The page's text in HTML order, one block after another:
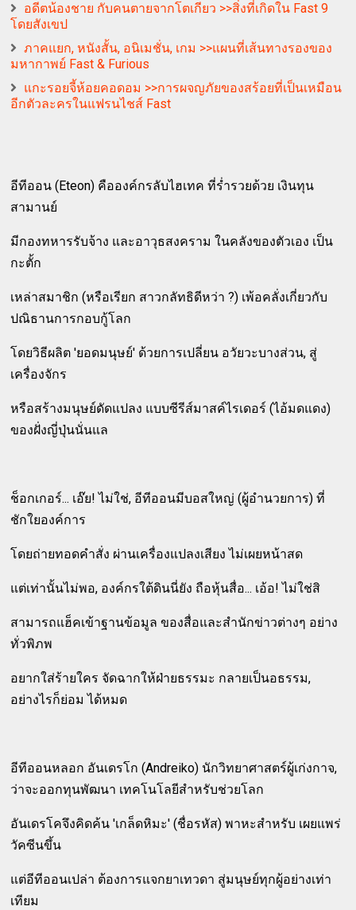
อดีตน้องชาย กับคนตายจากโตเกียว >>สิ่งที่เกิดใน Fast 9
โดยสังเขป
ภาคแยก, หนังสั้น, อนิเมชั่น, เกม >>แผนที่เส้นทางรองของ
มหากาพย์ Fast & Furious
แกะรอยจี้ห้อยคอดอม >>การผจญภัยของสร้อยที่เป็นเหมือน
อีกตัวละครในแฟรนไชส์ Fast
อีทีออน (Eteon) คือองค์กรลับไฮเทค ที่ร่ำรวยด้วย เงินทุน
สามานย์
มีกองทหารรับจ้าง และอาวุธสงคราม ในคลังของตัวเอง เป็น
กะตั้ก
เหล่าสมาชิก (หรือเรียก สาวกลัทธิดีหว่า ?) เพ้อคลั่งเกี่ยวกับ
ปณิธานการกอบกู้โลก
โดยวิธีผลิต 'ยอดมนุษย์' ด้วยการเปลี่ยน อวัยวะบางส่วน, สู่
เครื่องจักร
หรือสร้างมนุษย์ดัดแปลง แบบซีรีส์มาสค์ไรเดอร์ (ไอ้มดแดง)
ของฝั่งญี่ปุ่นนั่นแล
ช็อกเกอร์... เอ๊ย! ไม่ใช่, อีทีออนมีบอสใหญ่ (ผู้อำนวยการ) ที่
ชักใยองค์การ
โดยถ่ายทอดคำสั่ง ผ่านเครื่องแปลงเสียง ไม่เผยหน้าสด
แต่เท่านั้นไม่พอ, องค์กรใต้ดินนี่ยัง ถือหุ้นสื่อ... เอ้อ! ไม่ใช่สิ
สามารถแฮ็คเข้าฐานข้อมูล ของสื่อและสำนักข่าวต่างๆ อย่าง
ทั่วพิภพ
อยากใส่ร้ายใคร จัดฉากให้ฝ่ายธรรมะ กลายเป็นอธรรม,
อย่างไรก็ย่อม ได้หมด
อีทีออนหลอก อันเดรโก (Andreiko) นักวิทยาศาสตร์ผู้เก่งกาจ,
ว่าจะออกทุนพัฒนา เทคโนโลยีสำหรับช่วยโลก
อันเดรโคจึงคิดค้น 'เกล็ดหิมะ' (ชื่อรหัส) พาหะสำหรับ เผยแพร่
วัคซีนขึ้น
แต่อีทีออนเปล่า ต้องการแจกยาเทวดา สู่มนุษย์ทุกผู้อย่างเท่า
เทียม